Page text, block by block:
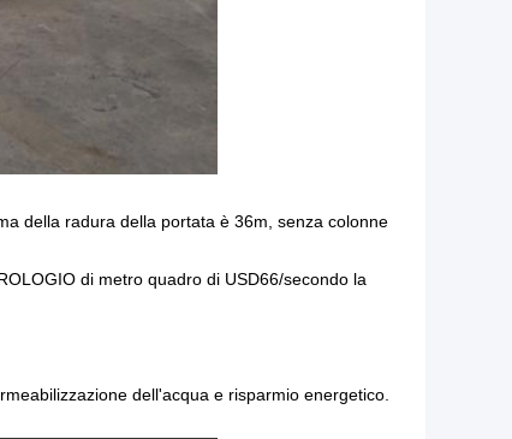
della radura della portata è 36m, senza colonne
di metro quadro di USD66/secondo la
dell'acqua e risparmio energetico.